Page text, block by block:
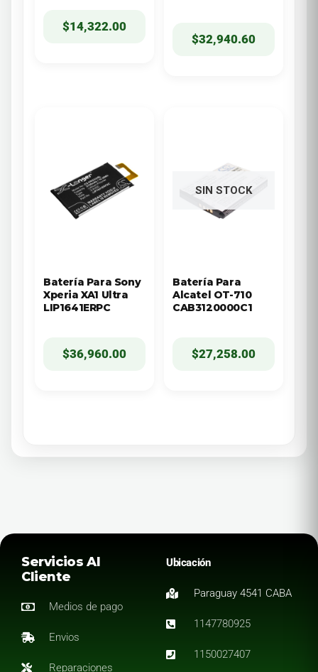
$14,322.00
$32,940.60
Batería Para Sony
Xperia XA1 Ultra
LIP1641ERPC
$36,960.00
SIN STOCK
Batería Para
Alcatel OT-710
CAB3120000C1
$27,258.00
Servicios Al
Cliente
Medios de pago
Envios
Reparaciones
Ubicación
Paraguay 4541 CABA
1147780925
1150027407